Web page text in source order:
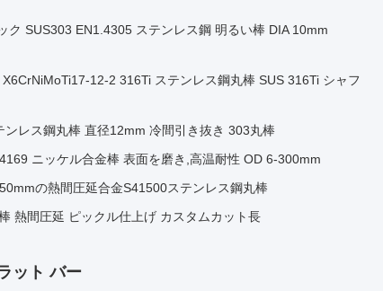
ク SUS303 EN1.4305 ステンレス鋼 明るい棒 DIA 10mm
12-2 316Ti ステンレス鋼丸棒 SUS 316Ti シャフ
ンレス鋼丸棒 直径12mm 冷間引き抜き 303丸棒
ニッケル合金棒 表面を磨き,高温耐性 OD 6-300mm
の熱間圧延合金S41500ステンレス鋼丸棒
熱間圧延 ピックル仕上げ カスタムカット長
ット バー